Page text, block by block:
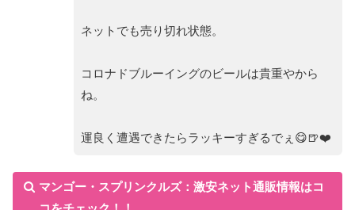
ネットでも売り切れ状態。
コロナドブルーイングのビールは貴重やから
ね。
運良く遭遇できたらラッキーすぎるでぇ😋🍺❤️
マンゴー・スプリンクルズ：激安ネット通販情報はコ